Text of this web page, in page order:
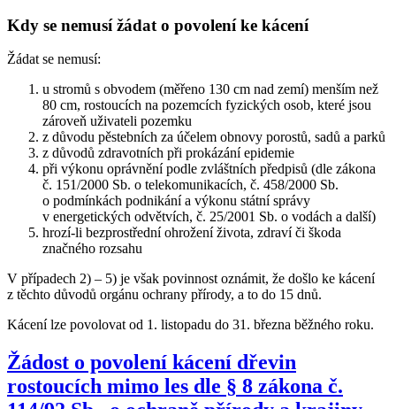
Kdy se nemusí žádat o povolení ke kácení
Žádat se nemusí:
u stromů s obvodem (měřeno 130 cm nad zemí) menším než
80 cm, rostoucích na pozemcích fyzických osob, které jsou
zároveň uživateli pozemku
z důvodu pěstebních za účelem obnovy porostů, sadů a parků
z důvodů zdravotních při prokázání epidemie
při výkonu oprávnění podle zvláštních předpisů (dle zákona
č. 151/2000 Sb. o telekomunikacích, č. 458/2000 Sb.
o podmínkách podnikání a výkonu státní správy
v energetických odvětvích, č. 25/2001 Sb. o vodách a další)
hrozí-li bezprostřední ohrožení života, zdraví či škoda
značného rozsahu
V případech 2) – 5) je však povinnost oznámit, že došlo ke kácení
z těchto důvodů orgánu ochrany přírody, a to do 15 dnů.
Kácení lze povolovat od 1. listopadu do 31. března běžného roku.
Žádost o povolení kácení dřevin
rostoucích mimo les dle § 8 zákona č.